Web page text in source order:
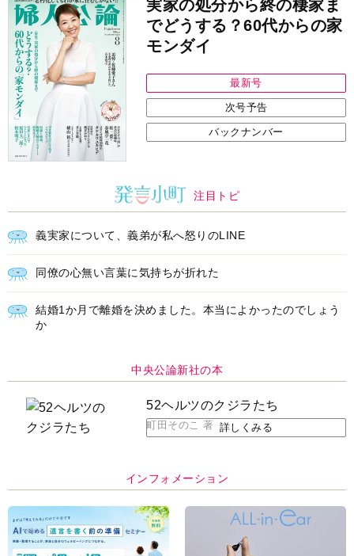
か
中央公論新社の本
52ヘルツのクジラたち
詳しくみる
インフォメーション
ＡＩで始める遺言を書く前の準
備セミナー開催
耳にすっぽり！オーティコン補
聴器、新しいスタイルで All in
Ear の「オーティコン ジー
ープンイヤー型イヤホン
「kikippa イヤホン
いてのお詫びと訂正